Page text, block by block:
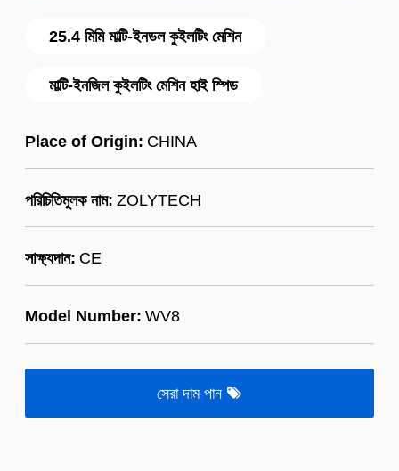
25.4 মিমি মাল্টি-ইনডল কুইলটিং মেশিন
মাল্টি-ইনজিল কুইলটিং মেশিন হাই স্পিড
Place of Origin: CHINA
পরিচিতিমুলক নাম: ZOLYTECH
সাক্ষ্যদান: CE
Model Number: WV8
সেরা দাম পান